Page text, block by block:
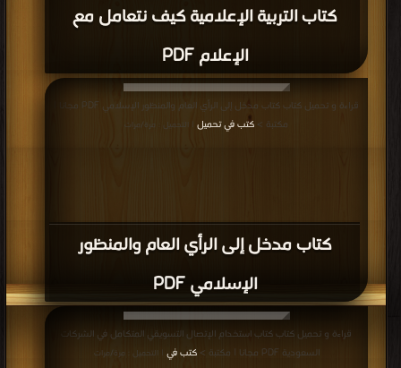
كتاب التربية الإعلامية كيف نتعامل مع
الإعلام PDF
كتاب مدخل إلى الرأي العام والمنظور
الإسلامي PDF
قراءة و تحميل كتاب كتاب مدخل إلى الرأي العام والمنظور الإسلامي PDF مجانا |
مكتبة > كتب في تحميل | التحميل : مرة/مرات
قراءة و تحميل كتاب كتاب استخدام الإتصال التسويقي المتكامل في الشركات
السعودية PDF مجانا | مكتبة >
كتب في | التحميل : مرة/مرات